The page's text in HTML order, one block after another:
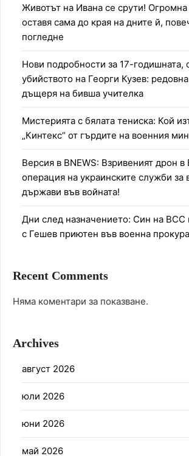
Животът на Ивана се срути! Огромна
оставя сама до края на дните й,
погледне
Нови подробности за 17-годишната,
убийството на Георги Кузев:
дъщеря на бивша учителка
Мистерията с бялата тениска: Кой
„Кинтекс“ от гърдите на военния
Версия в BNEWS: Взривеният дрон в
операция на украинските служби
държави във войната!
Дни след назначението: Син на ВСС
с Гешев приютен във военна
Recent Comments
Няма коментари за показване.
Archives
август 2026
юли 2026
юни 2026
май 2026